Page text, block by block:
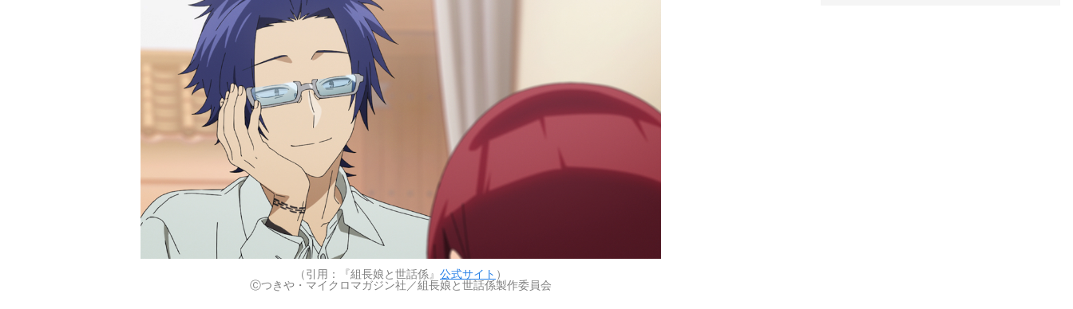
（引用：『組長娘と世話係』 公式サイト ）
Ⓒつきや・マイクロマガジン社／組長娘と世話係製作委員会